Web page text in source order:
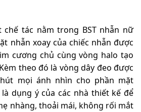
chế tác nằm trong BST nhẫn nữ
nhẫn xoay của chiếc nhẫn được
cương chủ cùng vòng halo tạo
theo đó là vòng dây đeo được
mọi ánh nhìn cho phần mặt
dụng ý của các nhà thiết kế để
nhàng, thoải mái, không rối mắt